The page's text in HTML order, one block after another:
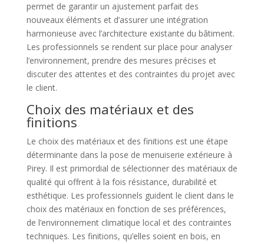
permet de garantir un ajustement parfait des
nouveaux éléments et d’assurer une intégration
harmonieuse avec l’architecture existante du bâtiment.
Les professionnels se rendent sur place pour analyser
l’environnement, prendre des mesures précises et
discuter des attentes et des contraintes du projet avec
le client.
Choix des matériaux et des
finitions
Le choix des matériaux et des finitions est une étape
déterminante dans la pose de menuiserie extérieure à
Pirey. Il est primordial de sélectionner des matériaux de
qualité qui offrent à la fois résistance, durabilité et
esthétique. Les professionnels guident le client dans le
choix des matériaux en fonction de ses préférences,
de l’environnement climatique local et des contraintes
techniques. Les finitions, qu’elles soient en bois, en